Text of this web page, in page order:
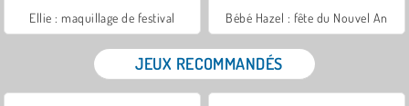
Ellie : maquillage de festival Bébé Hazel : fête du Nouvel An
JEUX RECOMMANDÉS